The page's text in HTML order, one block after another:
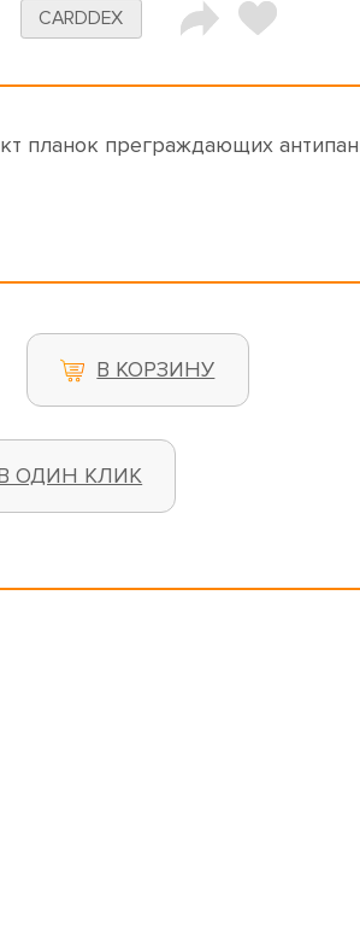
CARDDEX
планок преграждающих
В КОРЗИНУ
ОДИН КЛИК